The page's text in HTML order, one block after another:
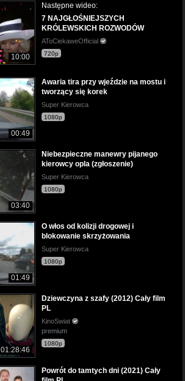
10:00
Następne wideo:
7 NAJGŁOŚNIEJSZYCH
KRÓLEWSKICH ROZWODÓW
AToCiekaweOfficial
720p
00:49
Awaria tira przy wjeździe na mostu i
tworzący się korek
Super Kierowca
1080p
03:40
Niebezpieczne manewry pijanego
kierowcy opla (zgłoszenie)
Super Kierowca
1080p
01:49
O włos od kolizji drogowej i
blokowanie skrzyżowania
Super Kierowca
1080p
01:28:46
Dziewczyna z szafy (2012) Cały film
PL
KinoSwiat
premium
1080p
Powrót do tamtych dni (2021) Cały